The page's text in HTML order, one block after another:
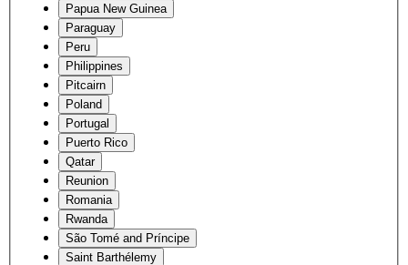
Papua New Guinea
Paraguay
Peru
Philippines
Pitcairn
Poland
Portugal
Puerto Rico
Qatar
Reunion
Romania
Rwanda
São Tomé and Príncipe
Saint Barthélemy